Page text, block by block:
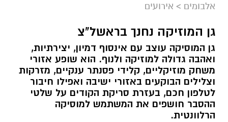
אלבומים > אירועים
גן המוזיקה נחנך בראשל"צ
גן המוסיקה עוצב עם אינסוף דמיון, יצירתיות,
ואהבה גדולה למוזיקה ולנוף. הוא שופע אזורי
משחק מוזיקליים, קלידי פסנתר ענקיים, מזרקות
וצלילים הבוקעים באזורי ישיבה ואפילו חיבור
לטלפון חכם, בעזרת סריקת הקודים על שלטי
ההסבר חושפים את המשתמש למוסיקה
הרלוונטית.